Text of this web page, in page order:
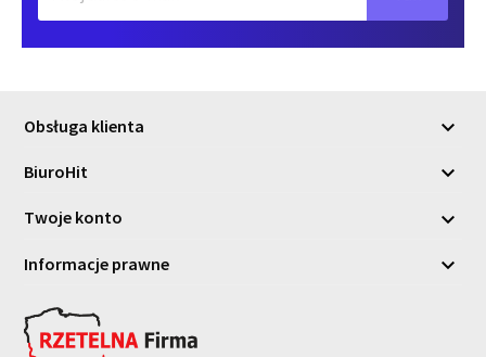
Obsługa klienta 
BiuroHit 
Twoje konto 
Informacje prawne 